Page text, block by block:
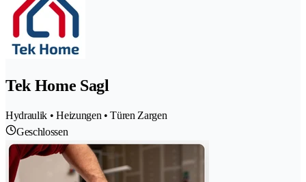
Tek Home Sagl
Hydraulik • Heizungen • Türen Zargen
Geschlossen